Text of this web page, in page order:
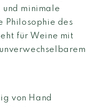
minimale
Philosophie des
für Weine mit
von Hand